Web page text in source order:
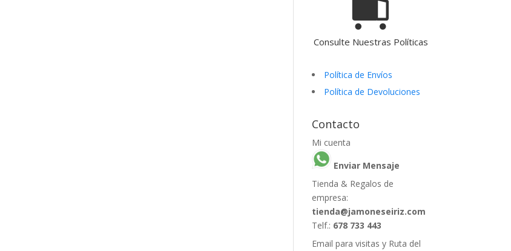
Consulte Nuestras Políticas
Política de Envíos
Política de Devoluciones
Contacto
Mi cuenta
Enviar Mensaje
Tienda & Regalos de
empresa:
tienda@jamoneseiriz.com
Telf.: 678 733 443
Email para visitas y Ruta del